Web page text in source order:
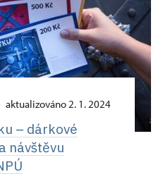
aktualizováno 2. 1. 2024
–⁠ dárkové
návštěvu